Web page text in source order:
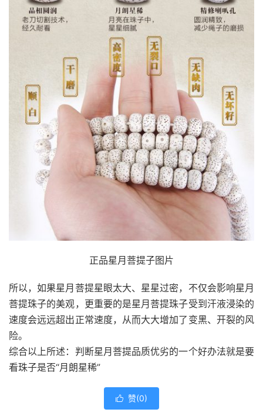
正品星月菩提子图片
所以，如果星月菩提星眼太大、星星过密，不仅会影响星月
菩提珠子的美观，更重要的是星月菩提珠子受到汗液浸染的
速度会远远超出正常速度，从而大大增加了变黑、开裂的风
险。
综合以上所述：判断星月菩提品质优劣的一个好办法就是要
看珠子是否“月朗星稀”
 赞(0)